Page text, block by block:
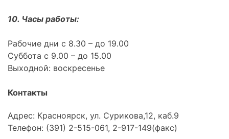
10. Часы работы:
Рабочие дни с 8.30 – до 19.00
Суббота с 9.00 – до 15.00
Выходной: воскресенье
Контакты
Адрес: Красноярск, ул. Сурикова,12, каб.9
Телефон: (391) 2-515-061, 2-917-149(факс)